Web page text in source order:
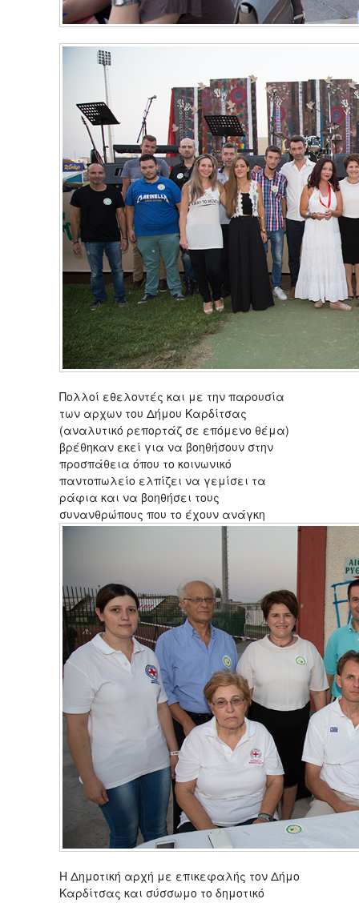
Πολλοί εθελοντές και με την παρουσία
των αρχων του Δήμου Καρδίτσας
(αναλυτικό ρεπορτάζ σε επόμενο θέμα)
βρέθηκαν εκεί για να βοηθήσουν στην
προσπάθεια όπου το κοινωνικό
παντοπωλείο ελπίζει να γεμίσει τα
ράφια και να βοηθήσει τους
συνανθρώπους που το έχουν ανάγκη
Η Δημοτική αρχή με επικεφαλής τον Δήμο
Καρδίτσας και σύσσωμο το δημοτικό